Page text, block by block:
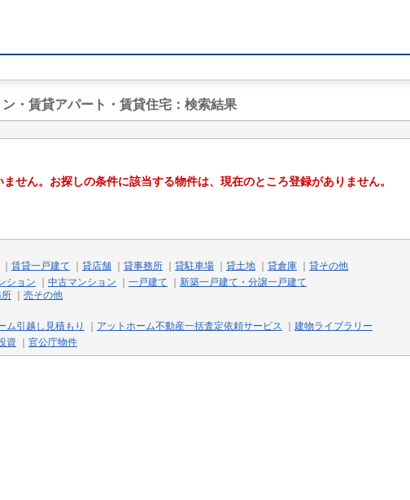
・賃貸アパート・賃貸住宅 ：検索結果
せん。お探しの条件に該当する物件は、現在のところ登録がありません。
賃貸一戸建て 貸店舗 貸事務所 貸駐車場 貸土地 貸倉庫
貸その他
ション 中古マンション 一戸建て
新築一戸建て・分譲一戸建て
売その他
ム引越し見積もり アットホーム不動産一括査定依頼サービス
建物ライブラリー
資 官公庁物件